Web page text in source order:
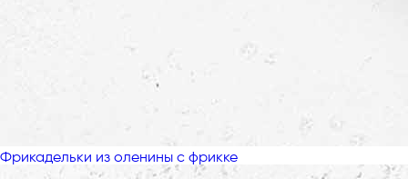
Фрикадельки из оленины с фрикке